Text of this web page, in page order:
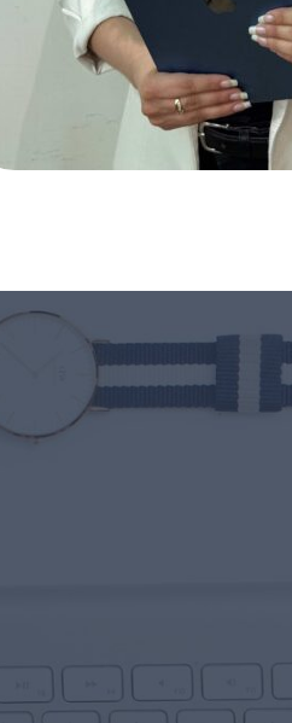
perfecto en nuestra